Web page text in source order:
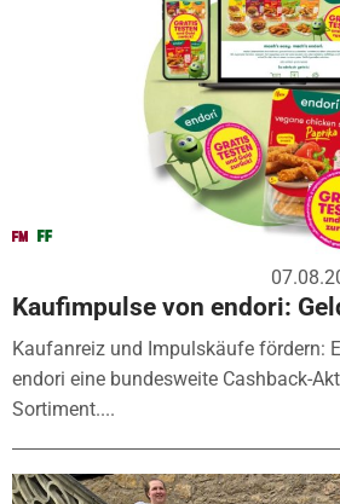
Kaufimpulse von endori:
Kaufanreiz und Impulskäufe fördern:
endori eine bundesweite Cashback-
Sortiment....